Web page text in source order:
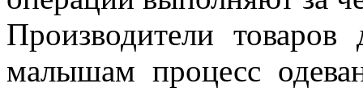
Производители товаров
малышам процесс